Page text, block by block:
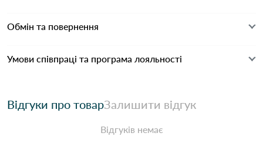
Обмін та повернення
Умови співпраці та програма лояльності
Відгуки про товарЗалишити відгук
Відгуків немає